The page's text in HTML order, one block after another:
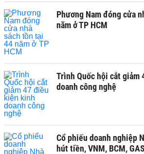
Phương Nam đóng cửa
năm ở TP HCM
Trình Quốc hội cắt
doanh công nghệ
Cổ phiếu doanh nghiệp
hút tiền, VNM, BCM,